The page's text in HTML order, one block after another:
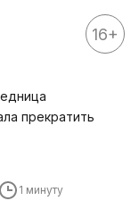
16+
прекратить
1 минуту